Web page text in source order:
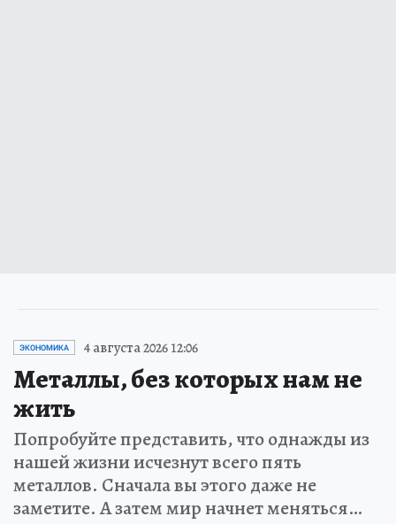
ЭКОНОМИКА 4 августа 2026 12:06
Металлы, без которых нам не
жить
Попробуйте представить, что однажды из
нашей жизни исчезнут всего пять
металлов. Сначала вы этого даже не
заметите. А затем мир начнет меняться…